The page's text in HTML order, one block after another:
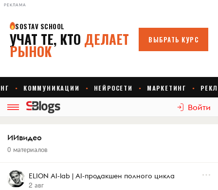
РЕКЛАМА
Войти
ИИвидео
0 материалов
ELION AI-lab | AI-продакшен полного цикла
2 авг